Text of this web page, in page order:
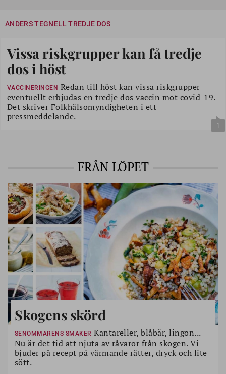
ANDERS TEGNELL TREDJE DOS
Vissa riskgrupper kan få tredje
dos i höst
VACCINERINGEN Redan till höst kan vissa riskgrupper
eventuellt erbjudas en tredje dos vaccin mot covid-19.
Det skriver Folkhälsomyndigheten i ett
pressmeddelande.
1
FRÅN LÖPET
Skogens skörd
SENOMMARENS SMAKER Kantareller, blåbär, lingon...
Nu är det tid att njuta av råvaror från skogen. Vi
bjuder på recept på värmande rätter, dryck och lite
sött.